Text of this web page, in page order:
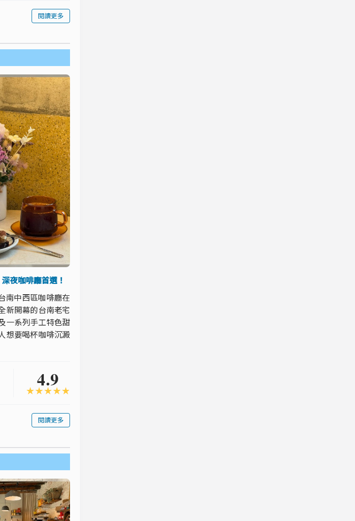
閱讀更多
夜咖啡廳首選！
南中西區咖啡廳在
新開幕的台南老宅
一系列手工特色甜
想要喝杯咖啡沉澱
4.9
★★★★★
閱讀更多